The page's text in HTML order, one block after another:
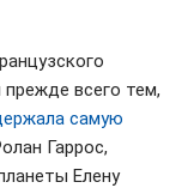
всего тем,
самую
Гаррос,
Елену